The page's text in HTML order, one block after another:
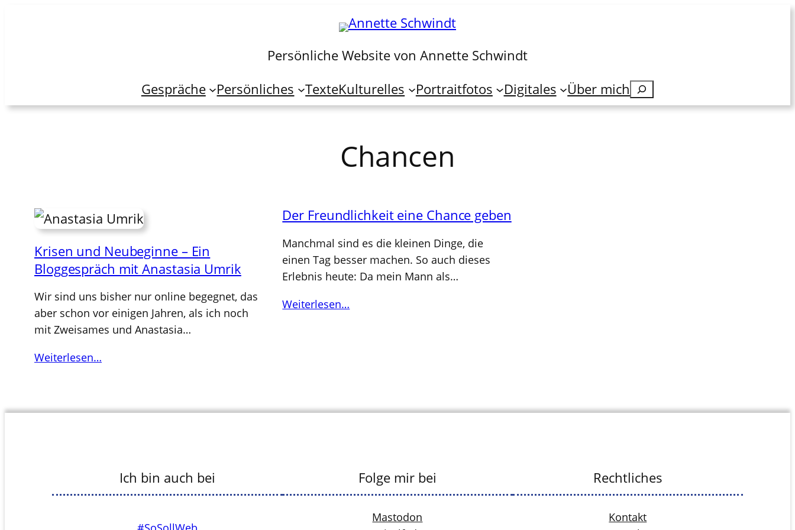
Persönliche Website von Annette Schwindt
Gespräche
Persönliches TexteKulturelles Portraitfotos Digitales Über mich Suchen
Chancen
Krisen und Neubeginne – Ein
Bloggespräch mit Anastasia Umrik
Wir sind uns bisher nur online begegnet, das
aber schon vor einigen Jahren, als ich noch
mit Zweisames und Anastasia…
Weiterlesen…
Der Freundlichkeit eine Chance geben
Manchmal sind es die kleinen Dinge, die
einen Tag besser machen. So auch dieses
Erlebnis heute: Da mein Mann als…
Weiterlesen…
Ich bin auch bei Folge mir bei
Mastodon
Rechtliches
Kontakt